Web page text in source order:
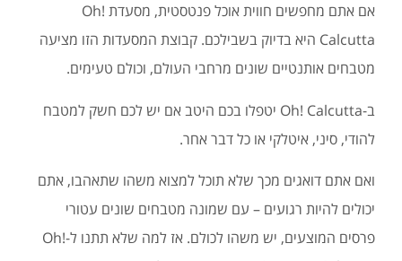
אם אתם מחפשים חווית אוכל פנטסטית, מסעדת Oh!
Calcutta היא בדיוק בשבילכם. קבוצת המסעדות הזו מציעה
מטבחים אותנטיים שונים מרחבי העולם, וכולם טעימים.
ב-Oh! Calcutta יטפלו בכם היטב אם יש לכם חשק למטבח
להודי, סיני, איטלקי או כל דבר אחר.
ואם אתם דואגים מכך שלא תוכל למצוא משהו שתאהבו, אתם
יכולים להיות רגועים – עם שמונה מטבחים שונים עטורי
פרסים המוצעים, יש משהו לכולם. אז למה שלא תתנו ל-Oh!